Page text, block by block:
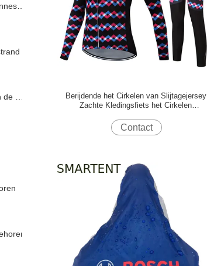
de StrandzitkamerBerijdende het Cirkelen van Slijtagejersey
Zachte Kledingsfiets het Cirkelen
Contact